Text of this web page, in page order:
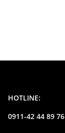
HOTLINE:
0911-42 44 89 76